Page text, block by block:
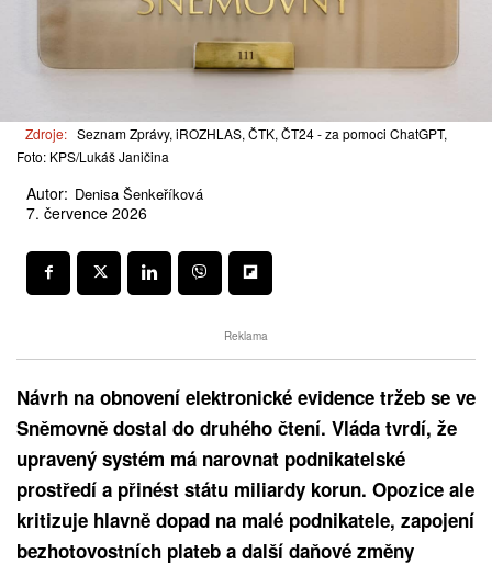
Zdroje: Seznam Zprávy, iROZHLAS, ČTK, ČT24 - za pomoci ChatGPT,
Foto: KPS/Lukáš Janičina
Autor: Denisa Šenkeříková
7. července 2026
Reklama
Návrh na obnovení elektronické evidence tržeb se ve
Sněmovně dostal do druhého čtení. Vláda tvrdí, že
upravený systém má narovnat podnikatelské
prostředí a přinést státu miliardy korun. Opozice ale
kritizuje hlavně dopad na malé podnikatele, zapojení
bezhotovostních plateb a další daňové změny